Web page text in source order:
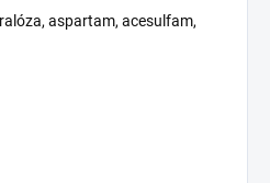
aspartam, acesulfam,